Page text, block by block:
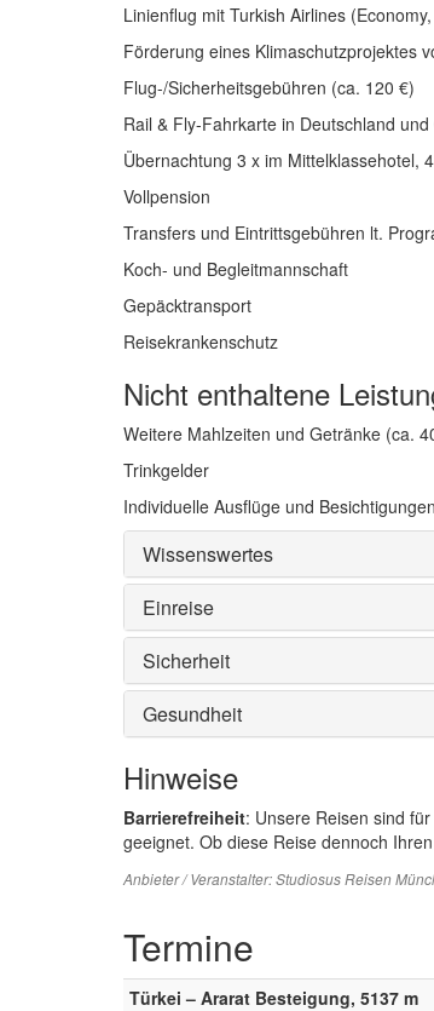
Linienflug mit Turkish Airlines
Förderung eines Klimaschutzprojektes
Flug-/Sicherheitsgebühren (ca. 120 €)
Rail & Fly-Fahrkarte in Deutschland
Übernachtung 3 x im Mittelklassehotel,
Vollpension
Transfers und Eintrittsgebühren lt.
Koch- und Begleitmannschaft
Gepäcktransport
Reisekrankenschutz
Nicht enthaltene
Weitere Mahlzeiten und Getränke (ca.
Trinkgelder
Individuelle Ausflüge und Besichtigungen
Wissenswertes
Einreise
Sicherheit
Gesundheit
Hinweise
Barrierefreiheit: Unsere Reisen sind
geeignet. Ob diese Reise dennoch
Anbieter / Veranstalter:Studiosus Reisen
Termine
Türkei – Ararat Besteigung, 5137 m